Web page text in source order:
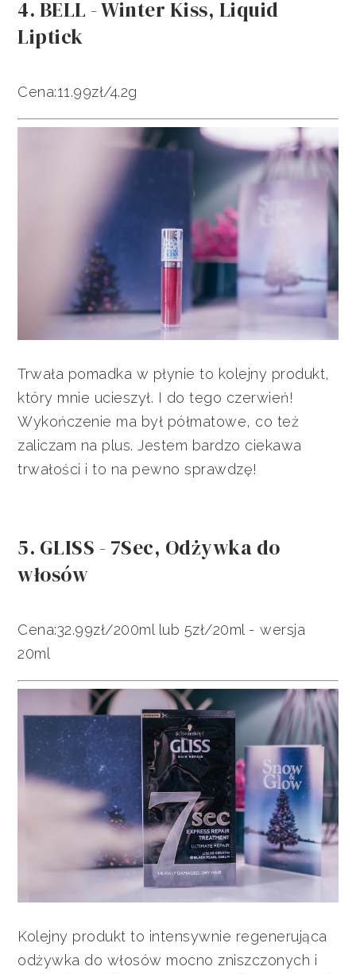
4. BELL - Winter Kiss, Liquid
Liptick
Cena:11.99zł/4.2g
Trwała pomadka w płynie to kolejny produkt,
który mnie ucieszył. I do tego czerwień!
Wykończenie ma był półmatowe, co też
zaliczam na plus. Jestem bardzo ciekawa
trwałości i to na pewno sprawdzę!
5. GLISS - 7Sec, Odżywka do
włosów
Cena:32.99zł/200ml lub 5zł/20ml - wersja
20ml
Kolejny produkt to intensywnie regenerująca
odżywka do włosów mocno zniszczonych i